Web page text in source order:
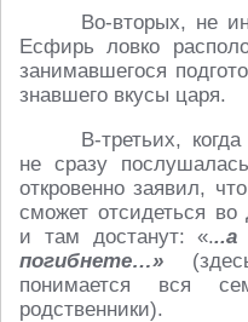
Во-вторых, не
Есфирь ловко
занимавшегося
знавшего вкусы царя.
В-третьих,
не сразу
откровенно заявил,
сможет отсидеться
и там достанут: «.
погибнете…»
понимается вся
родственники).